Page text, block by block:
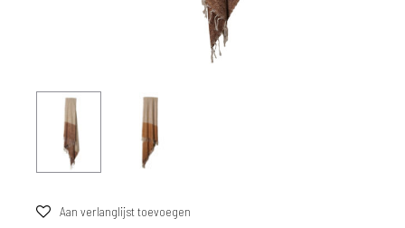
Aan verlanglijst toevoegen